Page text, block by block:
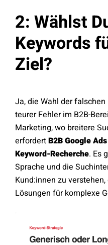
2: Wählst
Keywords
Ziel?
Ja, die Wahl der
teurer Fehler im B2B-
Marketing, wo breitere
erfordertB2B Google Ads
Keyword-Recherche. Es
Sprache und die
Kund:innen zu
Lösungen für komplexe